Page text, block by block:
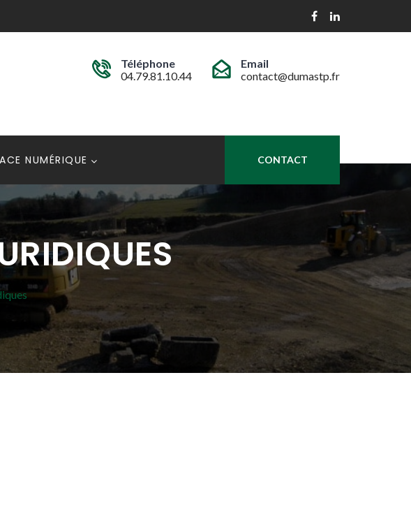
Téléphone
04.79.81.10.44
Email
contact@dumastp.fr
NUMÉRIQUE CONTACT